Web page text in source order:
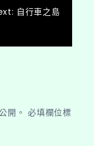
自行車之島
開。 必填欄位標